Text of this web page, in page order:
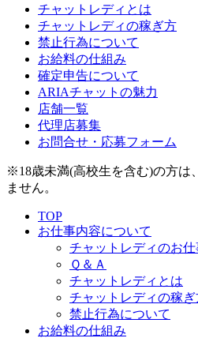
チャットレディとは
チャットレディの稼ぎ方
禁止行為について
お給料の仕組み
確定申告について
ARIAチャットの魅力
店舗一覧
代理店募集
お問合せ・応募フォーム
※18歳未満(高校生を含む)の方は
ません。
TOP
お仕事内容について
チャットレディのお仕
Ｑ＆Ａ
チャットレディとは
チャットレディの稼ぎ
禁止行為について
お給料の仕組み